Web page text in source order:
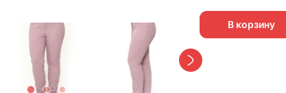
В корзину